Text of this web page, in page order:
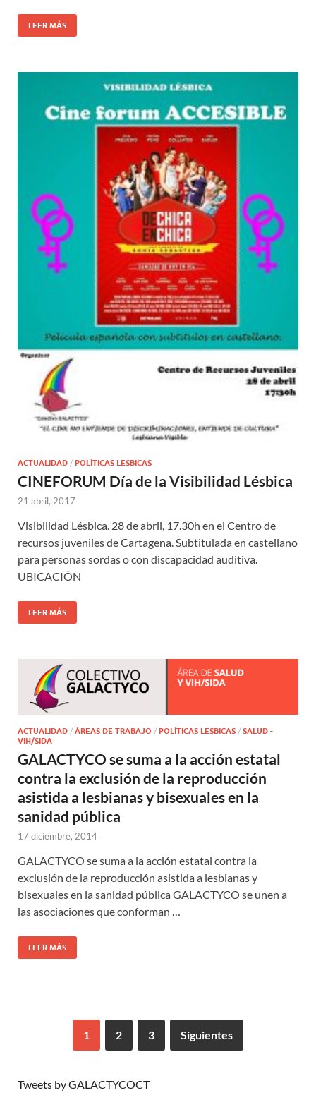
LEER MÁS
ACTUALIDAD / POLÍTICAS LESBICAS
CINEFORUM Día de la Visibilidad Lésbica
21 abril, 2017
Visibilidad Lésbica. 28 de abril, 17.30h en el Centro de
recursos juveniles de Cartagena. Subtitulada en castellano
para personas sordas o con discapacidad auditiva.
UBICACIÓN
LEER MÁS
ACTUALIDAD / ÁREAS DE TRABAJO / POLÍTICAS LESBICAS / SALUD -
VIH/SIDA
GALACTYCO se suma a la acción estatal
contra la exclusión de la reproducción
asistida a lesbianas y bisexuales en la
sanidad pública
17 diciembre, 2014
GALACTYCO se suma a la acción estatal contra la
exclusión de la reproducción asistida a lesbianas y
bisexuales en la sanidad pública GALACTYCO se unen a
las asociaciones que conforman …
LEER MÁS
1 2 3 Siguientes
Tweets by GALACTYCOCT